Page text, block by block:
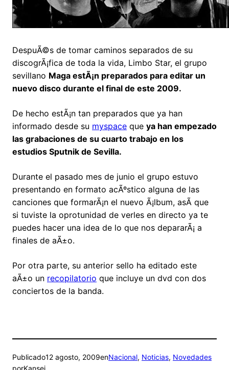
DespuÃ©s de tomar caminos separados de su
discogrÃ¡fica de toda la vida, Limbo Star, el grupo
sevillano Maga estÃ¡n preparados para editar un
nuevo disco durante el final de este 2009.
De hecho estÃ¡n tan preparados que ya han
informado desde su myspace que ya han empezado
las grabaciones de su cuarto trabajo en los
estudios Sputnik de Sevilla.
Durante el pasado mes de junio el grupo estuvo
presentando en formato acÃºstico alguna de las
canciones que formarÃ¡n el nuevo Ã¡lbum, asÃ­ que
si tuviste la oprotunidad de verles en directo ya te
puedes hacer una idea de lo que nos depararÃ¡ a
finales de aÃ±o.
Por otra parte, su anterior sello ha editado este
aÃ±o un recopilatorio que incluye un dvd con dos
conciertos de la banda.
Publicado12 agosto, 2009enNacional, Noticias, Novedades